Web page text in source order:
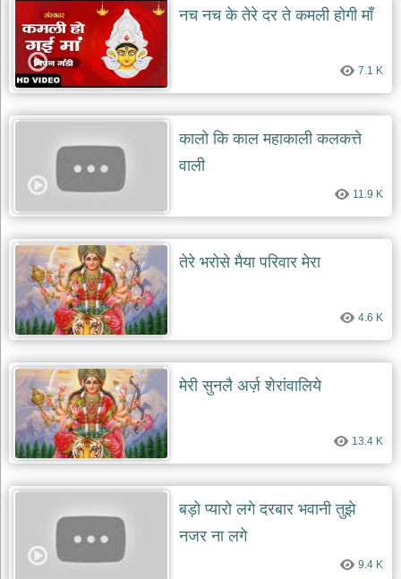
नच नच के तेरे दर ते कमली होगी माँ
7.1 K
कालो कि काल महाकाली कलकत्ते
वाली
11.9 K
तेरे भरोसे मैया परिवार मेरा
4.6 K
मेरी सुनलै अर्ज़ शेरांवालिये
13.4 K
बड़ो प्यारो लगे दरबार भवानी तुझे
नजर ना लगे
9.4 K